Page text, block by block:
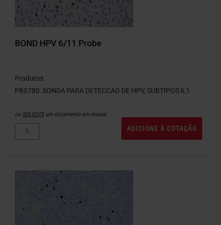
BOND HPV 6/11 Probe
Produtos
ou SOLICITEum orçamento em massa.
ADICIONE À COTAÇÃO